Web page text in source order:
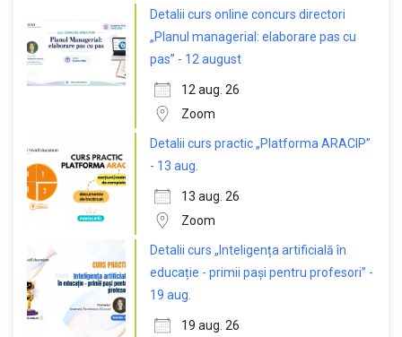
Detalii curs online concurs directori
„Planul managerial: elaborare pas cu
pas” - 12 august
12 aug. 26
Zoom
Detalii curs practic „Platforma ARACIP”
- 13 aug.
13 aug. 26
Zoom
Detalii curs „Inteligența artificială în
educație - primii pași pentru profesori” -
19 aug.
19 aug. 26